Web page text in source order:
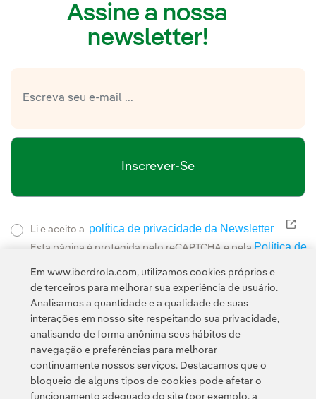
Assine a nossa
newsletter!
Inscrever-Se
Li e aceito a política de privacidade da Newsletter Link
Esta página é protegida pelo reCAPTCHA e pela Política de
Contato Clientes Política de Privacidade Informação legal
Política de cookies Configuração de cookies Acessibilidade
Em www.iberdrola.com, utilizamos cookies próprios e
de terceiros para melhorar sua experiência de usuário.
Analisamos a quantidade e a qualidade de suas
interações em nosso site respeitando sua privacidade,
analisando de forma anônima seus hábitos de
navegação e preferências para melhorar
continuamente nossos serviços. Destacamos que o
bloqueio de alguns tipos de cookies pode afetar o
funcionamento adequado do site (por exemplo, a